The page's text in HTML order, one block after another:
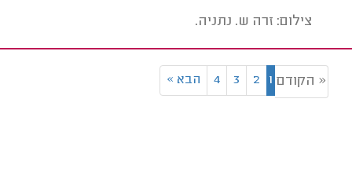
צילום: זרה ש. נתניה.
« הקודם 1
2
3
4 הבא »